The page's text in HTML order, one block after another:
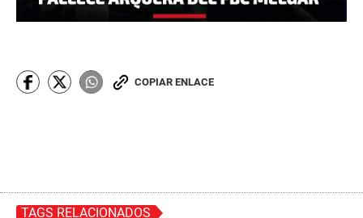
COPIAR ENLACE
TAGS RELACIONADOS